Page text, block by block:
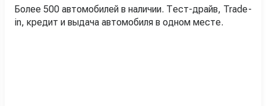
Более 500 автомобилей в наличии. Тест-драйв, Trade-
in, кредит и выдача автомобиля в одном месте.